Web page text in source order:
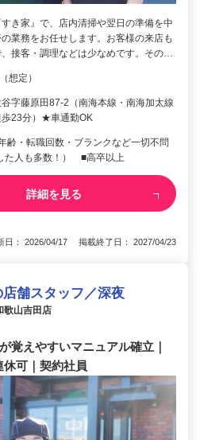
き家』で、店内清掃や翌日の準備を中
業務をお任せします。お客様の来店も
接客・調理などは少なめです。その…
想定）
字藤原田87-2（南海本線・南海加太線
歩23分）★車通勤OK
・転職回数・ブランクなど一切不問
た人も多数！） ■高卒以上
詳細を見る
日： 2026/04/17 掲載終了日： 2027/04/23
舗スタッフ／深夜
山吉田店
覚えやすいマニュアル確立｜
可｜契約社員